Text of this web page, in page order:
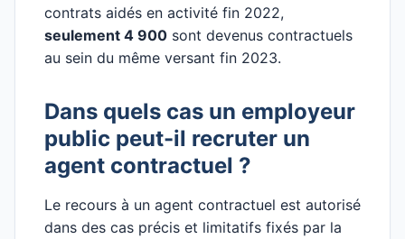
contrats aidés en activité fin 2022,
seulement 4 900 sont devenus contractuels
au sein du même versant fin 2023.
Dans quels cas un employeur
public peut-il recruter un
agent contractuel ?
Le recours à un agent contractuel est autorisé
dans des cas précis et limitatifs fixés par la